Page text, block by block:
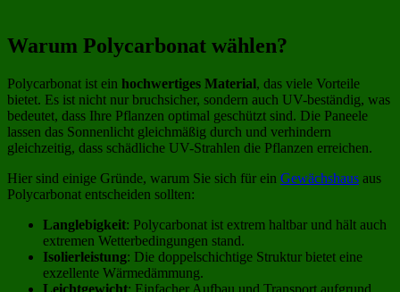
Warum Polycarbonat wählen?
Polycarbonat ist ein hochwertiges Material, das viele Vorteile
bietet. Es ist nicht nur bruchsicher, sondern auch UV-beständig, was
bedeutet, dass Ihre Pflanzen optimal geschützt sind. Die Paneele
lassen das Sonnenlicht gleichmäßig durch und verhindern
gleichzeitig, dass schädliche UV-Strahlen die Pflanzen erreichen.
Hier sind einige Gründe, warum Sie sich für ein Gewächshaus aus
Polycarbonat entscheiden sollten:
Langlebigkeit: Polycarbonat ist extrem haltbar und hält auch
extremen Wetterbedingungen stand.
Isolierleistung: Die doppelschichtige Struktur bietet eine
exzellente Wärmedämmung.
Leichtgewicht: Einfacher Aufbau und Transport aufgrund